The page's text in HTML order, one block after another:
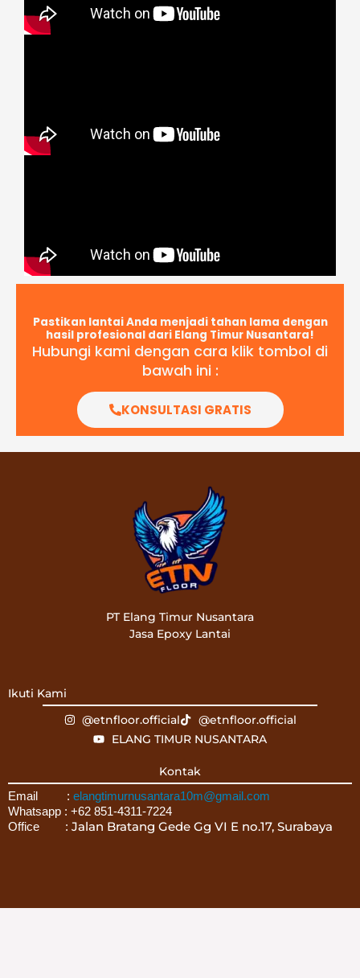
Pastikan lantai Anda menjadi tahan lama dengan
hasil profesional dari Elang Timur Nusantara!
Hubungi kami dengan cara klik tombol di
bawah ini :
KONSULTASI GRATIS
PT Elang Timur Nusantara
Jasa Epoxy Lantai
Ikuti Kami
@etnfloor.official
@etnfloor.official
ELANG TIMUR NUSANTARA
Kontak
Email : elangtimurnusantara10m@gmail.com
Whatsapp : +62 851-4311-7224
Office : Jalan Bratang Gede Gg VI E no.17, Surabaya